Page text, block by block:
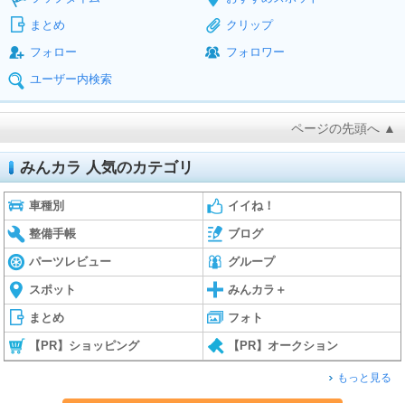
まとめ
クリップ
フォロー
フォロワー
ユーザー内検索
ページの先頭へ ▲
みんカラ 人気のカテゴリ
車種別 イイね！
整備手帳 ブログ
パーツレビュー グループ
スポット みんカラ＋
まとめ フォト
【PR】ショッピング 【PR】オークション
もっと見る